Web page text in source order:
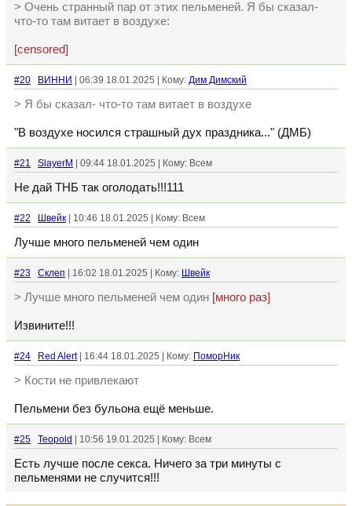
> Очень странный пар от этих пельменей. Я бы сказал-
что-то там витает в воздухе:
[censored]
#20 ВИННИ | 06:39 18.01.2025 | Кому: Дим Димский
> Я бы сказал- что-то там витает в воздухе
"В воздухе носился страшный дух праздника..." (ДМБ)
#21 SlayerM | 09:44 18.01.2025 | Кому: Всем
Не дай ТНБ так оголодать!!!111
#22 Швейк | 10:46 18.01.2025 | Кому: Всем
Лучше много пельменей чем один
#23 Склеп | 16:02 18.01.2025 | Кому: Швейк
> Лучше много пельменей чем один [много раз]
Извините!!!
#24 Red Alert| 16:44 18.01.2025 | Кому: ПоморНик
> Кости не привлекают
Пельмени без бульона ещё меньше.
#25 Teopold | 10:56 19.01.2025 | Кому: Всем
Есть лучше после секса. Ничего за три минуты с
пельменями не случится!!!